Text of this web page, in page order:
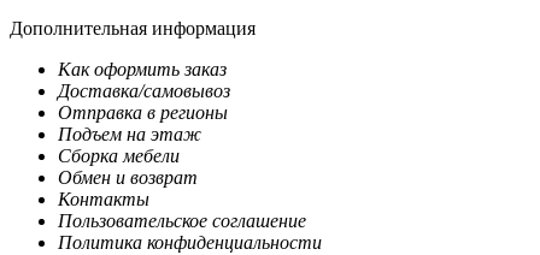
Дополнительная информация
Как оформить заказ
Доставка/самовывоз
Отправка в регионы
Подъем на этаж
Сборка мебели
Обмен и возврат
Контакты
Пользовательское соглашение
Политика конфиденциальности